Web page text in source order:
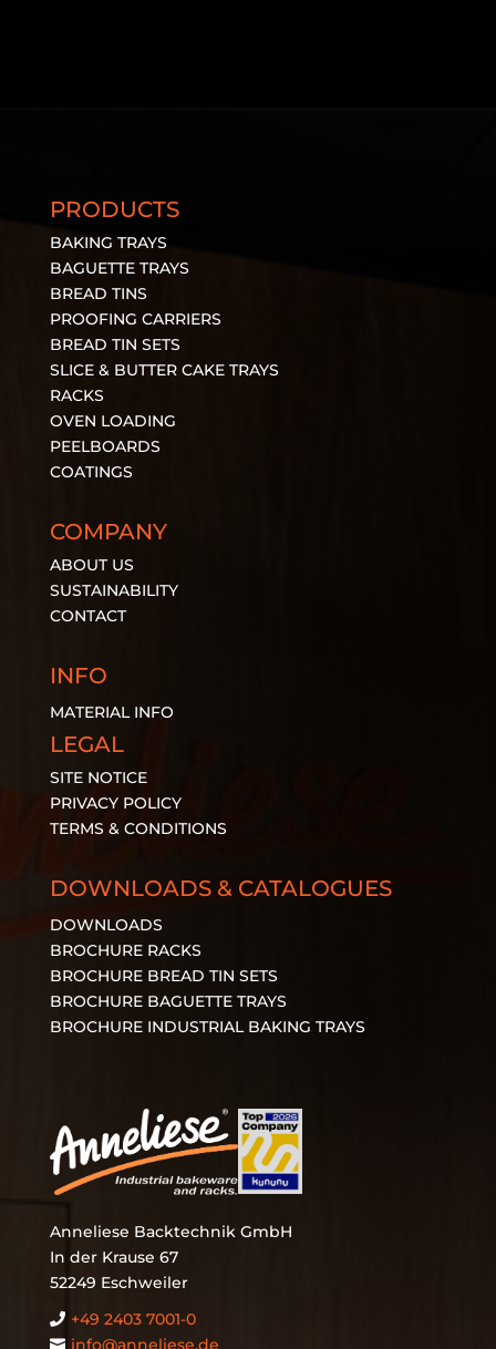
PRODUCTS
BAKING TRAYS
BAGUETTE TRAYS
BREAD TINS
PROOFING CARRIERS
BREAD TIN SETS
SLICE & BUTTER CAKE TRAYS
RACKS
OVEN LOADING
PEELBOARDS
COATINGS
COMPANY
ABOUT US
SUSTAINABILITY
CONTACT
INFO
MATERIALINFO
LEGAL
SITE NOTICE
PRIVACY POLICY
TERMS & CONDITIONS
DOWNLOADS & CATALOGUES
DOWNLOADS
BROCHURE RACKS
BROCHURE BREAD TIN SETS
BROCHURE BAGUETTE TRAYS
BROCHURE INDUSTRIAL BAKING TRAYS
Anneliese Backtechnik GmbH
In der Krause 67
52249 Eschweiler
 +49 2403 7001‑0
 info@anneliese.de